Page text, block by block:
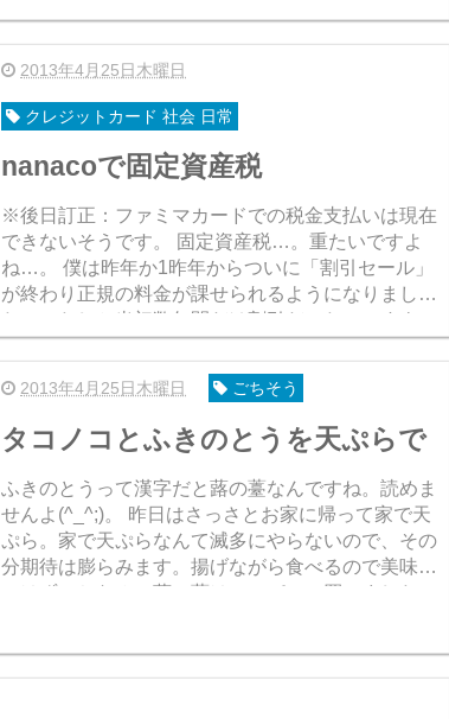
2013年4月25日木曜日
クレジットカード 社会 日常
nanacoで固定資産税
※後日訂正：ファミマカードでの税金支払いは現在
できないそうです。 固定資産税…。重たいですよ
ね…。 僕は昨年か1昨年からついに「割引セール」
が終わり正規の料金が課せられるようになりまし
た。（たしか当初数年間だけ割引だったのですよ）
4回に分けて払うか、1回で一...
2013年4月25日木曜日 ごちそう
タコノコとふきのとうを天ぷらで
ふきのとうって漢字だと蕗の薹なんですね。読めま
せんよ(^_^;)。 昨日はさっさとお家に帰って家で天
ぷら。家で天ぷらなんて滅多にやらないので、その
分期待は膨らみます。揚げながら食べるので美味し
いはず。ちなみに蕗の薹はスーパーで買いました。